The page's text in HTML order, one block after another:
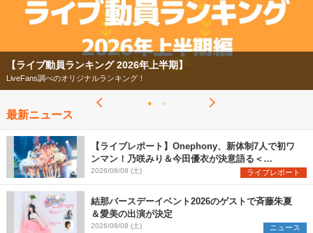
【ライブ動員ランキング 2026年上半期】
LiveFans調べのオリジナルランキング！
最新ニュース
【ライブレポート】Onephony、新体制7人で初ワ
ンマン！乃咲みり＆今田優衣が決意語る＜
Onephony新体制1st Oneman Live はじまりの夏
＞
2026/08/08 (土) ライブレポート
結那バースデーイベント2026のゲストで斉藤朱夏
＆愛美の出演が決定
2026/08/08 (土) ニュース